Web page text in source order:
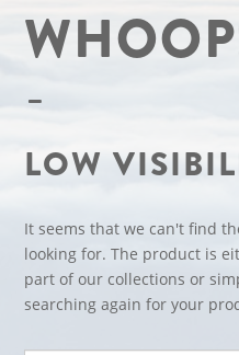
LOW
It seems that we can't find
looking for. The product is
part of our collections or
searching again for your